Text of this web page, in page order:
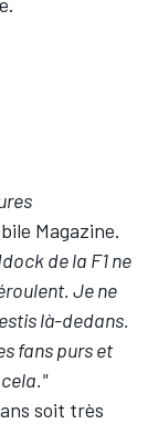
Magazine.
de la F1 ne
Je ne
là-dedans.
fans purs et
soit très